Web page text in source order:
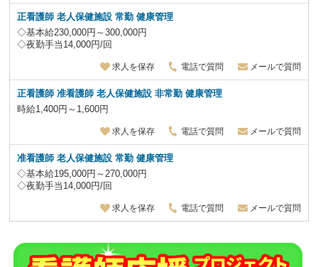
正看護師 老人保健施設常勤 健康管理
◇基本給230,000円～300,000円
◇夜勤手当14,000円/回
求人を保存 電話で質問 メールで質問
正看護師 准看護師 老人保健施設非常勤 健康管理
時給1,400円～1,600円
求人を保存 電話で質問 メールで質問
准看護師 老人保健施設常勤 健康管理
◇基本給195,000円～270,000円
◇夜勤手当14,000円/回
求人を保存 電話で質問 メールで質問